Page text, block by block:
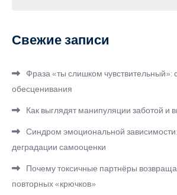
Свежие записи
Фраза «ты слишком
обесценивания
Как выглядят манипуляции заботой и
Синдром эмоциональной
деградации самооценки
Почему токсичные партнёры
повторных «крючков»